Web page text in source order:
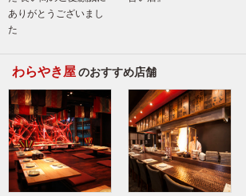
ありがとうございまし
た
わらやき屋のおすすめ店舗